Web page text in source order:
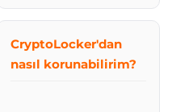
CryptoLocker'dan
nasıl korunabilirim?